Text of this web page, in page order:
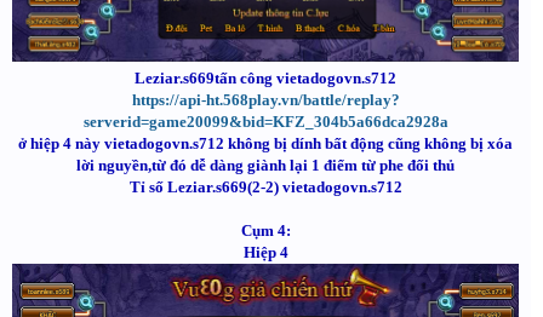
Leziar.s669tấn công vietadogovn.s712
https://api-ht.568play.vn/battle/replay?
serverid=game20099&bid=KFZ_304b5a66dca2928a
ở hiệp 4 này vietadogovn.s712 không bị dính bất động cũng không bị xóa
lời nguyền,từ đó dễ dàng giành lại 1 điểm từ phe đối thủ
Tỉ số Leziar.s669(2-2) vietadogovn.s712
Cụm 4:
Hiệp 4